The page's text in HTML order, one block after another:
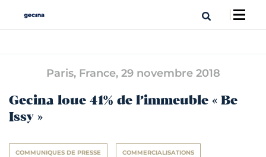
Paris, France, 29 novembre 2018
Gecina loue 41% de l’immeuble « Be
Issy »
COMMUNIQUES DE PRESSE COMMERCIALISATIONS